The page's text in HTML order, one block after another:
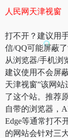
人民网天津视窗
打不开？建议用
信/QQ可能屏蔽
从浏览器/手机浏
建议使用不会屏
天津视窗”该网
了这个站。推荐
自带的浏览器，
Edge等通常打不
的网站会针对三